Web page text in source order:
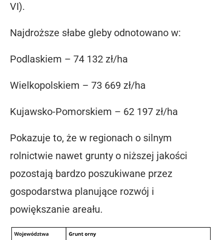
VI).
Najdroższe słabe gleby odnotowano w:
Podlaskiem – 74 132 zł/ha
Wielkopolskiem – 73 669 zł/ha
Kujawsko-Pomorskiem – 62 197 zł/ha
Pokazuje to, że w regionach o silnym
rolnictwie nawet grunty o niższej jakości
pozostają bardzo poszukiwane przez
gospodarstwa planujące rozwój i
powiększanie areału.